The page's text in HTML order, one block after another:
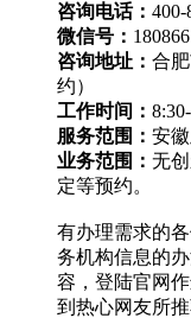
咨询电话： 400-
微信号：
咨询地址： 合
约）
工作时间：
服务范围： 安
业务范围： 无
定等预约。
有办理需求的
务机构信息的
容，登陆官网
到热心网友所